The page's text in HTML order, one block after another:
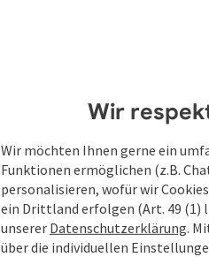
Wir
Wir möchten Ihnen gerne ein
Funktionen ermöglichen (z.B.
personalisieren, wofür wir
ein Drittland erfolgen (Art. 49 (1)
unserer Datenschutzerklärung.
über die individuellen